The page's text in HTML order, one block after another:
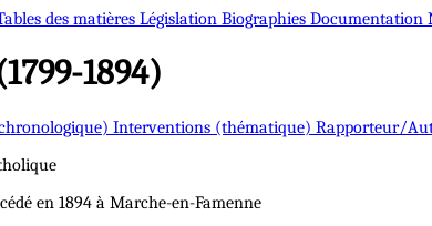
des matières Législation Biographies Documentation
1894)
Interventions (thématique) Rapporteur/
en 1894 à Marche-en-Famenne